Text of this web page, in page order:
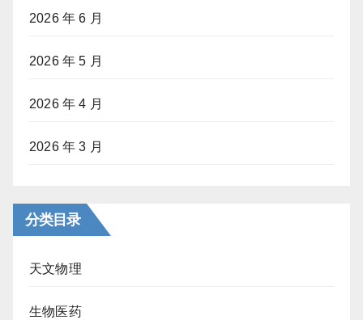
2026 年 6 月
2026 年 5 月
2026 年 4 月
2026 年 3 月
分类目录
天文物理
生物医药